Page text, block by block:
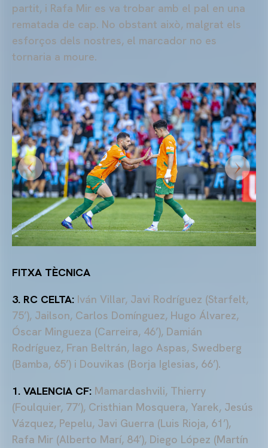
partit, i Rafa Mir es va trobar amb el pal en una
rematada de cap. No obstant això, malgrat els
esforços dels nostres, el marcador no es
tornaria a moure.
FITXA TÈCNICA
3. RC CELTA: Iván Villar, Javi Rodríguez (Starfelt,
75’), Jailson, Carlos Domínguez, Hugo Álvarez,
Óscar Mingueza (Carreira, 46’), Damián
Rodríguez, Fran Beltrán, Iago Aspas, Swedberg
(Bamba, 65’) i Douvikas (Borja Iglesias, 66’).
1. VALENCIA CF: Mamardashvili, Thierry
(Foulquier, 77’), Cristhian Mosquera, Yarek, Jesús
Vázquez, Pepelu, Javi Guerra (Luis Rioja, 61’),
Rafa Mir (Alberto Marí, 84’), Diego López (Martín